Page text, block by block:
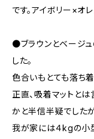
です。アイボリー×オ
●ブラウンとベージ
した。
色合いもとても落ち
正直、吸着マットと
かと半信半疑でしたが
我が家には４kgの小